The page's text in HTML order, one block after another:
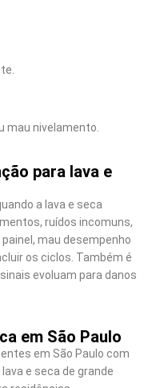
mau nivelamento.
para lava e
a lava e seca
ruídos incomuns,
mau desempenho
os ciclos. Também é
evoluam para danos
em São Paulo
em São Paulo com
e seca de grande